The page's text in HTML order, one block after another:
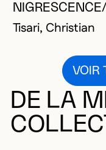
Tisari, Christian
VOIR
DE LA